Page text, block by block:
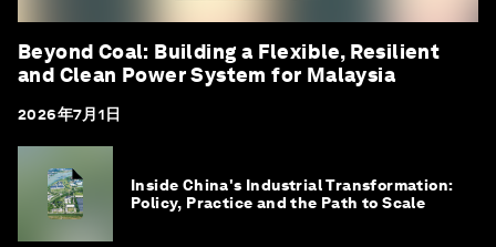
Beyond Coal: Building a Flexible, Resilient
and Clean Power System for Malaysia
2026年7月1日
Inside China's Industrial Transformation:
Policy, Practice and the Path to Scale